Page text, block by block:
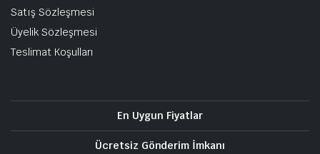
Satış Sözleşmesi
Üyelik Sözleşmesi
Teslimat Koşulları
En Uygun Fiyatlar
Ücretsiz Gönderim İmkanı